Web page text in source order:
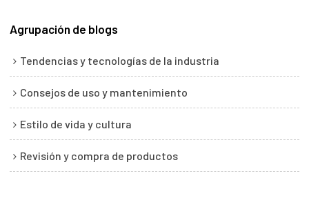
Agrupación de blogs
Tendencias y tecnologías de la industria
Consejos de uso y mantenimiento
Estilo de vida y cultura
Revisión y compra de productos